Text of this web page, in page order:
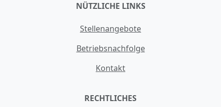
NÜTZLICHE LINKS
Stellenangebote
Betriebsnachfolge
Kontakt
RECHTLICHES